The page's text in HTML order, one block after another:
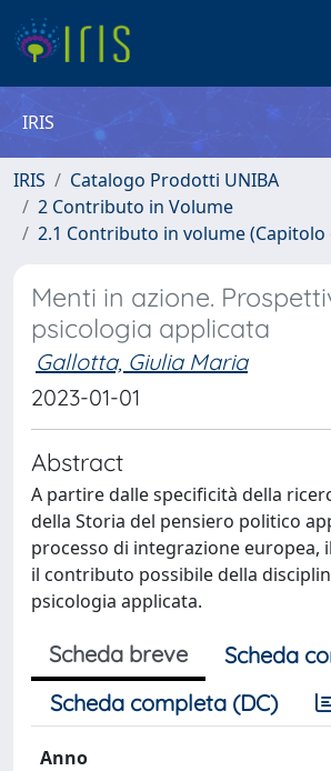
IRIS
IRIS
Catalogo Prodotti UNIBA
2 Contributo in Volume
2.1 Contributo in volume (Capitolo
Menti in azione.
psicologia applicata
Gallotta, Giulia Maria
2023-01-01
Abstract
A partire dalle specificità della
della Storia del pensiero politico
processo di integrazione europea,
il contributo possibile della
psicologia applicata.
Scheda breve
Scheda
Scheda completa (DC)
Anno